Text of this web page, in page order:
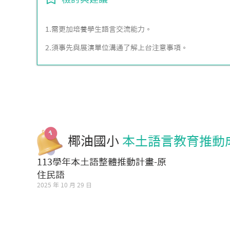
1.需更加培養學生語言交流能力。
2.須事先與展演單位溝通了解上台注意事項。
椰油國小 本土語言教育推動
113學年本土語整體推動計畫-原
住民語
2025 年 10 月 29 日